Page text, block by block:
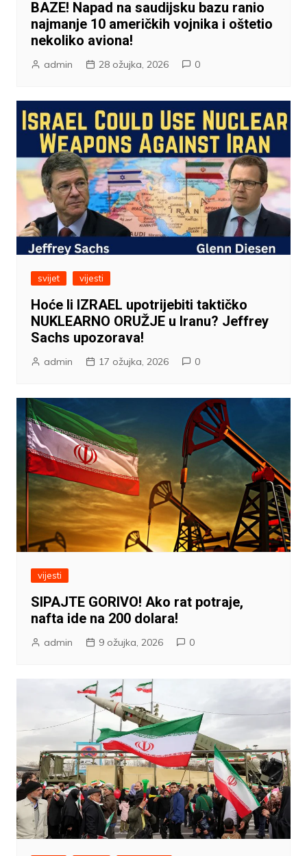
BAZE! Napad na saudijsku bazu ranio
najmanje 10 američkih vojnika i oštetio
nekoliko aviona!
admin 28 ožujka, 2026 0
svijet vijesti
Hoće li IZRAEL upotrijebiti taktičko
NUKLEARNO ORUŽJE u Iranu? Jeffrey
Sachs upozorava!
admin 17 ožujka, 2026 0
vijesti
SIPAJTE GORIVO! Ako rat potraje,
nafta ide na 200 dolara!
admin 9 ožujka, 2026 0